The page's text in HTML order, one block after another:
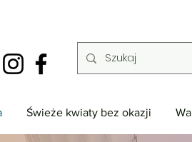
Świeże kwiaty bez okazji